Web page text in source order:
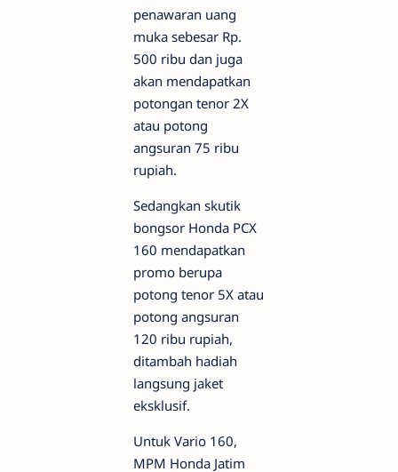
penawaran uang
muka sebesar Rp.
500 ribu dan juga
akan mendapatkan
potongan tenor 2X
atau potong
angsuran 75 ribu
rupiah.
Sedangkan skutik
bongsor Honda PCX
160 mendapatkan
promo berupa
potong tenor 5X atau
potong angsuran
120 ribu rupiah,
ditambah hadiah
langsung jaket
eksklusif.
Untuk Vario 160,
MPM Honda Jatim